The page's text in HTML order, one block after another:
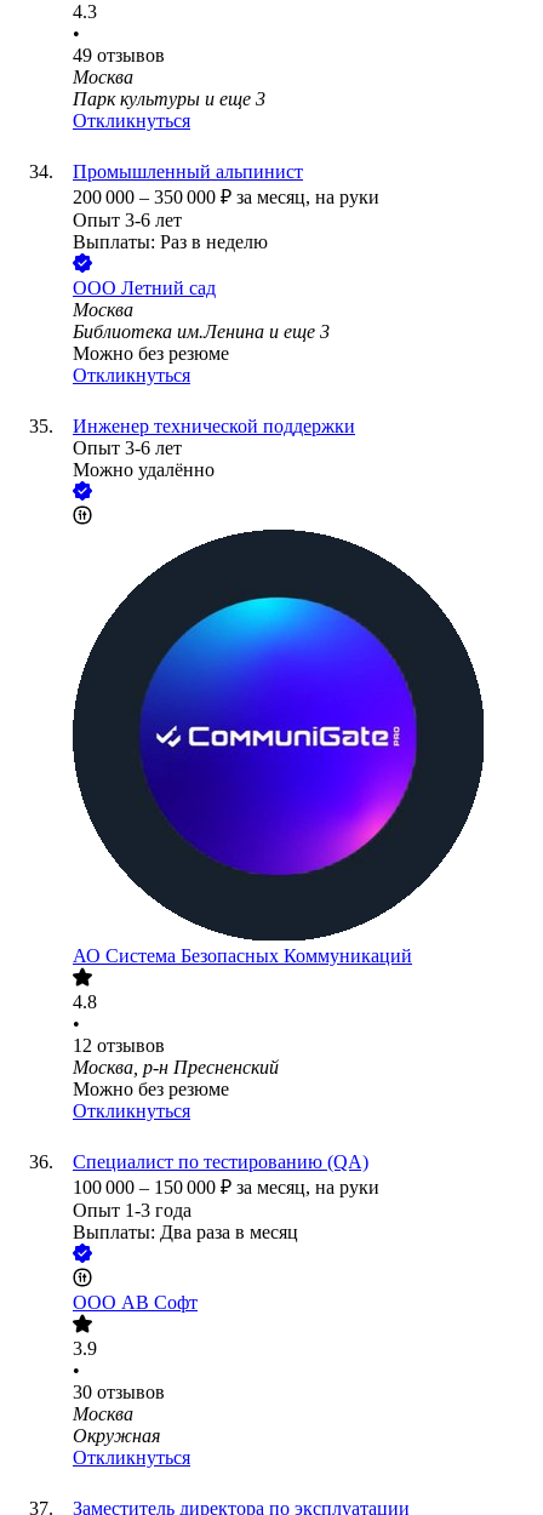
4.3
•
49 отзывов
Москва
Парк культуры и еще 3
Откликнуться
Промышленный альпинист
200 000 – 350 000 ₽ за месяц, на руки
Опыт 3-6 лет
Выплаты: Раз в неделю
ООО Летний сад
Москва
Библиотека им.Ленина и еще 3
Можно без резюме
Откликнуться
Инженер технической поддержки
Опыт 3-6 лет
Можно удалённо
АО Система Безопасных Коммуникаций
4.8
•
12 отзывов
Москва, р-н Пресненский
Можно без резюме
Откликнуться
Специалист по тестированию (QA)
100 000 – 150 000 ₽ за месяц, на руки
Опыт 1-3 года
Выплаты: Два раза в месяц
ООО АВ Софт
3.9
•
30 отзывов
Москва
Окружная
Откликнуться
Заместитель директора по эксплуатации